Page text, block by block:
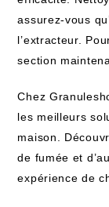
assurez-vous
l’extracteur.
section
Chez
les meilleurs
maison.
de fumée et
expérience de